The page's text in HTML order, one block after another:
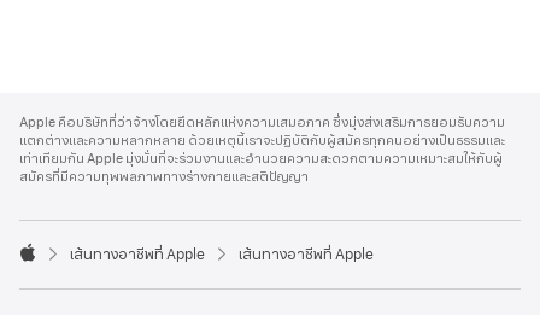
p
p
l
e
o
t
r
Apple คือบริษัทที่ว่าจ้างโดยยึดหลักแห่งความเสมอภาค ซึ่งมุ่งส่งเสริมการยอมรับความ
แตกต่างและความหลากหลาย ด้วยเหตุนี้เราจะปฏิบัติกับผู้สมัครทุกคนอย่างเป็นธรรมและ
เท่าเทียมกัน Apple มุ่งมั่นที่จะร่วมงานและอำนวยความสะดวกตามความเหมาะสมให้กับผู้
สมัครที่มีความทุพพลภาพทางร่างกายและสติปัญญา

p
เส้นทางอาชีพที่ Apple เส้นทางอาชีพที่ Apple